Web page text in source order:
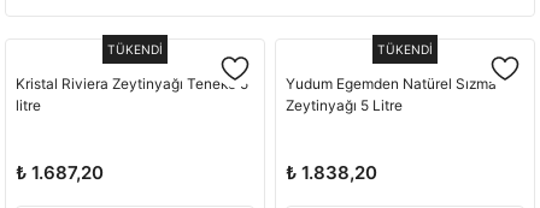
TÜKENDİ
Kristal Riviera Zeytinyağı Teneke 5
litre
₺ 1.687,20
TÜKENDİ
Yudum Egemden Natürel Sızma
Zeytinyağı 5 Litre
₺ 1.838,20